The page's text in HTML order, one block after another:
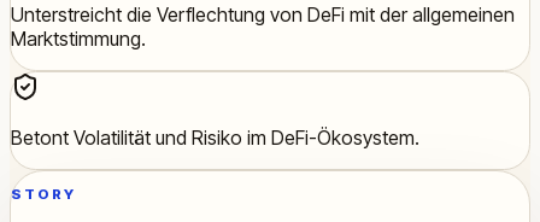
Unterstreicht die Verflechtung von DeFi mit der allgemeinen
Marktstimmung.
Betont Volatilität und Risiko im DeFi-Ökosystem.
STORY